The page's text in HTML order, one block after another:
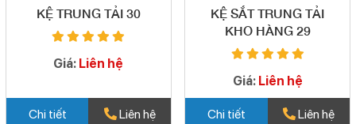
KỆ TRUNG TẢI 30
Giá: Liên hệ
Chi tiết Liên hệ
KỆ SẮT TRUNG TẢI
KHO HÀNG 29
Giá: Liên hệ
Chi tiết Liên hệ